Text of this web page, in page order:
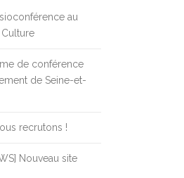
au
de conférence
de Seine-et-
recrutons !
Nouveau site